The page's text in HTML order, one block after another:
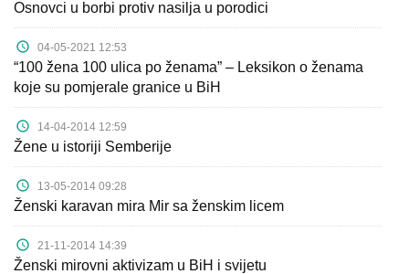
Osnovci u borbi protiv nasilja u porodici
04-05-2021 12:53
“100 žena 100 ulica po ženama” – Leksikon o ženama
koje su pomjerale granice u BiH
14-04-2014 12:59
Žene u istoriji Semberije
13-05-2014 09:28
Ženski karavan mira Mir sa ženskim licem
21-11-2014 14:39
Ženski mirovni aktivizam u BiH i svijetu